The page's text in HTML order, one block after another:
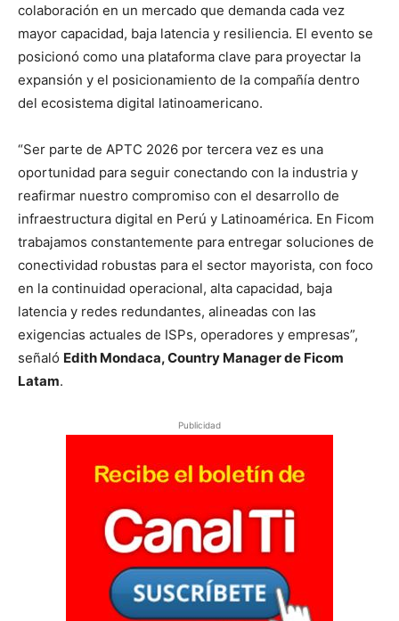
colaboración en un mercado que demanda cada vez
mayor capacidad, baja latencia y resiliencia. El evento se
posicionó como una plataforma clave para proyectar la
expansión y el posicionamiento de la compañía dentro
del ecosistema digital latinoamericano.
“Ser parte de APTC 2026 por tercera vez es una
oportunidad para seguir conectando con la industria y
reafirmar nuestro compromiso con el desarrollo de
infraestructura digital en Perú y Latinoamérica. En Ficom
trabajamos constantemente para entregar soluciones de
conectividad robustas para el sector mayorista, con foco
en la continuidad operacional, alta capacidad, baja
latencia y redes redundantes, alineadas con las
exigencias actuales de ISPs, operadores y empresas”,
señaló Edith Mondaca, Country Manager de Ficom
Latam.
Publicidad